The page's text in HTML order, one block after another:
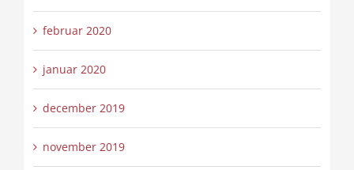
februar 2020
januar 2020
december 2019
november 2019